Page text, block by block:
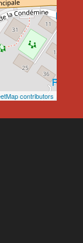
contributors